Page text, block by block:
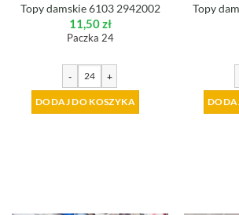
Topy damskie 6103 2942002
11,50zł
Paczka 24
- +
DODAJ DO KOSZYKA
Topy